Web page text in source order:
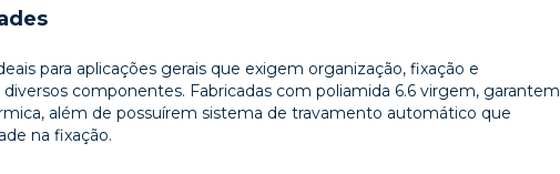
para aplicações gerais que exigem organização, fixação e
componentes. Fabricadas com poliamida 6.6 virgem, garantem
além de possuírem sistema de travamento automático que
na fixação.